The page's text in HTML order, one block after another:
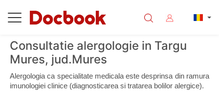
Consultatie alergologie in Targu
Mures, jud.Mures
Alergologia ca specialitate medicala este desprinsa din ramura
imunologiei clinice (diagnosticarea si tratarea bolilor alergice).